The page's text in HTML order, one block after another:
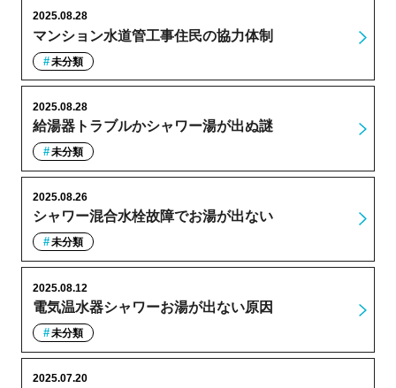
マンション水道管工事住民の協力体制
2025.08.28
未分類
給湯器トラブルかシャワー湯が出ぬ謎
2025.08.28
未分類
シャワー混合水栓故障でお湯が出ない
2025.08.26
未分類
電気温水器シャワーお湯が出ない原因
2025.08.12
未分類
2025.07.20